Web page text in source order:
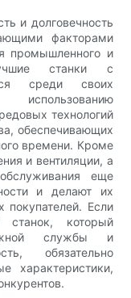
и долговечность
факторами
промышленного и
станки с
среди своих
технологий
обеспечивающих
времени. Кроме
и вентиляции, а
еще
и делают их
Если
который
службы и
обязательно
характеристики,